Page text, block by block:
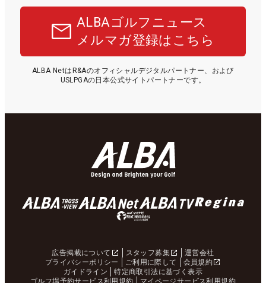
ALBAゴルフニュース
メルマガ登録はこちら
ALBA NetはR&Aのオフィシャルデジタルパートナー、および
USLPGAの日本公式サイトパートナーです。
広告掲載について スタッフ募集
運営会社
プライバシーポリシー
ご利用に際して
会員規約
ガイドライン
特定商取引法に基づく表示
ゴルフ場予約サービス利用規約
マイページサービス利用規約